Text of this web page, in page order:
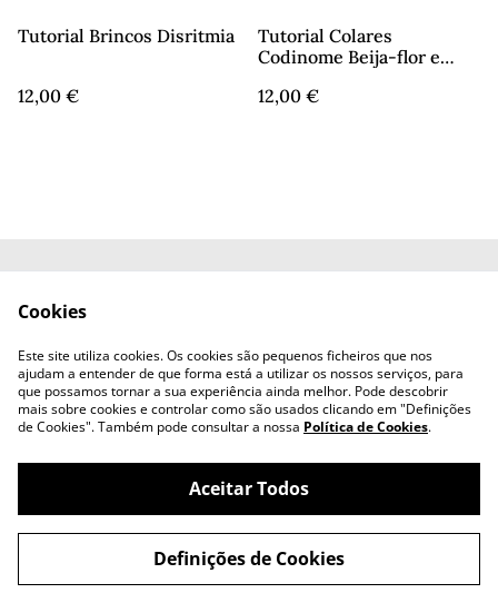
Tutorial Brincos Disritmia
12,00 €
Tutorial Colares
Codinome Beija-flor e
12,00 €
Privacidade
Livro de Reclamações
©2026Cássia Atelier
powered by
Cookies
Este site utiliza cookies. Os cookies são pequenos ficheiros que nos
ajudam a entender de que forma está a utilizar os nossos serviços, para
que possamos tornar a sua experiência ainda melhor. Pode descobrir
mais sobre cookies e controlar como são usados clicando em "Definições
de Cookies". Também pode consultar a nossa Política de Cookies.
Aceitar Todos
Definições de Cookies